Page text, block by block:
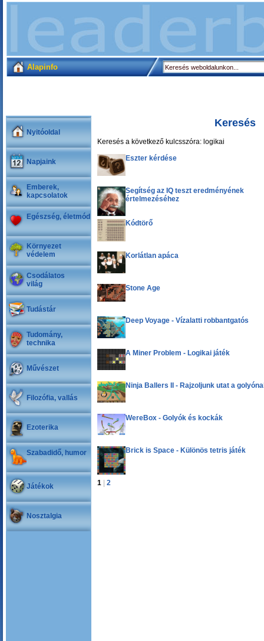
Alapinfo
Nyitóoldal
Napjaink
Emberek,
kapcsolatok
Egészség, életmód
Környezet
védelem
Csodálatos
világ
Tudástár
Tudomány,
technika
Művészet
Filozófia, vallás
Ezoterika
Szabadidő, humor
Játékok
Nosztalgia
Keresés
Keresés a következő kulcsszóra: logikai
Eszter kérdése
Segítség az IQ teszt eredményének
értelmezéséhez
Kódtörő
Korlátlan apáca
Stone Age
Deep Voyage - Vízalatti robbantgatós
A Miner Problem - Logikai játék
Ninja Ballers II - Rajzoljunk utat a
WereBox - Golyók és kockák
Brick is Space - Különös tetris játék
1 2